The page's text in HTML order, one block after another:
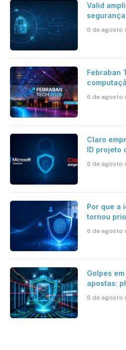
Valid
6 de agosto
Febraban
6 de agosto
Claro
ID projeto
6 de agosto
Por que a
tornou
6 de agosto
Golpes
apostas:
como se
6 de agosto